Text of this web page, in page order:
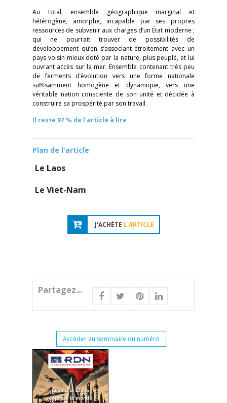
Au total, ensemble géographique marginal et
hétérogène, amorphe, incapable par ses propres
ressources de subvenir aux charges d’un État moderne ;
qui ne pourrait trouver de possibilités de
développement qu’en s’associant étroitement avec un
pays voisin mieux doté par la nature, plus peuplé, et lui
ouvrant accès sur la mer. Ensemble contenant très peu
de ferments d’évolution vers une forme nationale
suffisamment homogène et dynamique, vers une
véritable nation consciente de son unité et décidée à
construire sa prospérité par son travail.
Il reste 97 % de l'article à lire
Plan de l'article
Le Laos
Le Viet-Nam
J'ACHÈTE L'ARTICLE
Partagez...
Accéder au sommaire du numéro